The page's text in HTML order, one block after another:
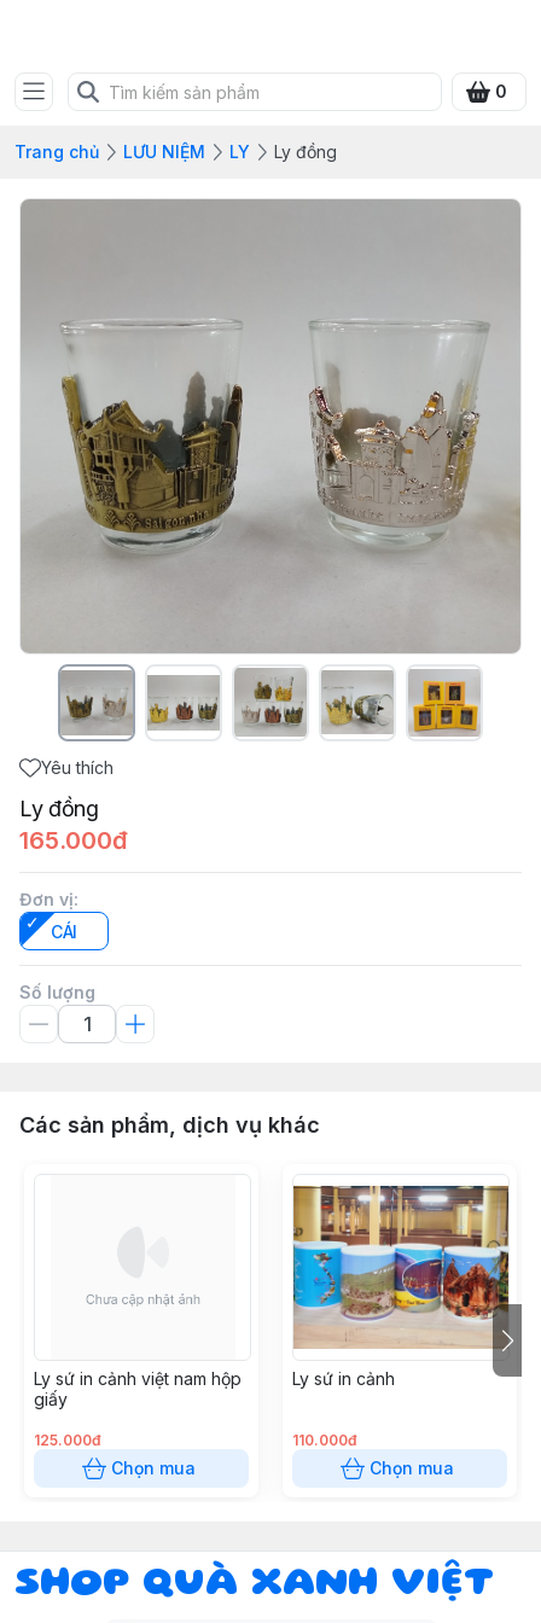
0
Trang chủ LƯU NIỆM LY Ly đồng
Yêu thích
Ly đồng
165.000đ
Đơn vị:
CÁI
Số lượng
Các sản phẩm, dịch vụ khác
Ly sứ in cảnh việt nam hộp
giấy
125.000đ
Chọn mua
Ly sứ in cảnh
110.000đ
Chọn mua
SHOP QUÀ XANH VIỆT